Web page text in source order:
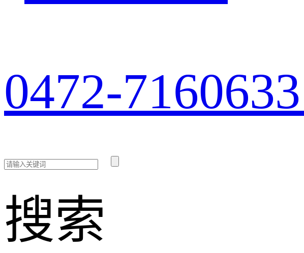
0472-7160633
搜索